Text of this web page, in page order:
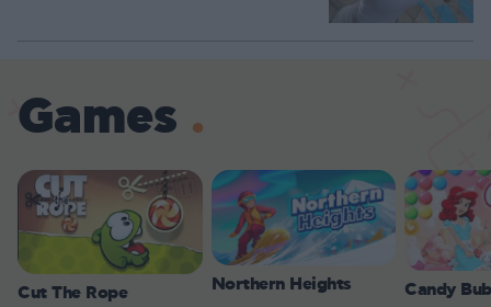
Games
Cut The Rope Northern Heights Candy